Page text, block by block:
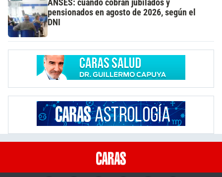
ANSES: cuándo cobran jubilados y
pensionados en agosto de 2026, según el
DNI